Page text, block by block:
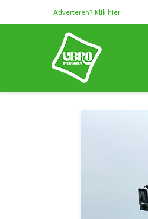
Adverteren? Klik hier